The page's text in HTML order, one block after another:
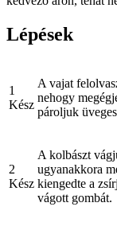
Lépések
1
Kész
A vajat
nehogy
pároljuk
2
Kész
A kolbászt
ugyanakkora
kiengedte a
vágott gombát.